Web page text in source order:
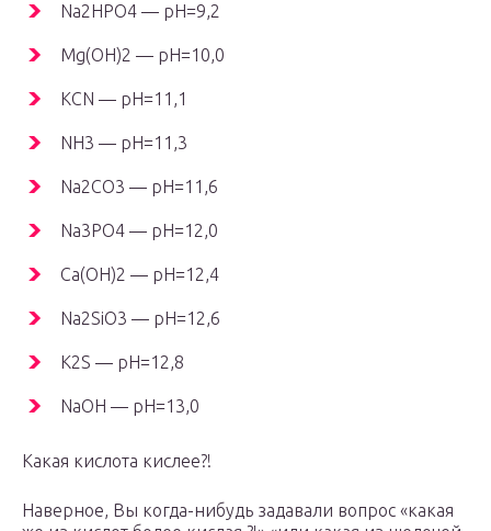
Na2HPO4 — pH=9,2
Mg(OH)2 — pH=10,0
KCN — pH=11,1
NH3 — pH=11,3
Na2CO3 — pH=11,6
Na3PO4 — pH=12,0
Ca(OH)2 — pH=12,4
Na2SiO3 — pH=12,6
K2S — pH=12,8
NaOH — pH=13,0
Какая кислота кислее?!
Наверное, Вы когда-нибудь задавали вопрос «какая